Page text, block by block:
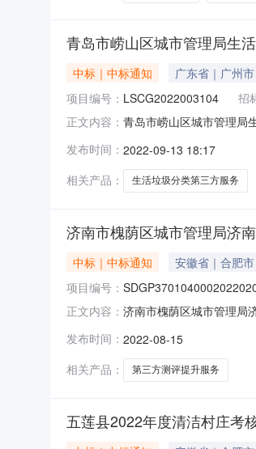
青岛市崂山区城市管理局生
中标｜中标通知
广东省｜广州
项目编号： LSCG2022003104 招
正文内容： 青岛市崂山区城市管理局
采购服务类七、中标情况
发布时间： 2022-09-13 18:17
相关产品：
生活垃圾分类第三方服务
济南市槐荫区城市管理局济
中标｜中标通知
安徽省｜合肥
项目编号：
正文内容： 济南市槐荫区城市管理局
局2022年政府购买第三方
发布时间： 2022-08-15
相关产品：
第三方测评提升服务
五莲县2022年度清洁村庄考